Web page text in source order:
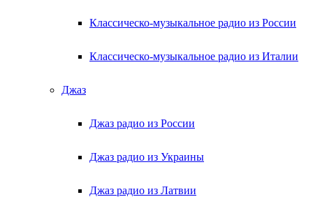
Классическо-музыкальное радио из России
Классическо-музыкальное радио из Италии
Джаз
Джаз радио из России
Джаз радио из Украины
Джаз радио из Латвии